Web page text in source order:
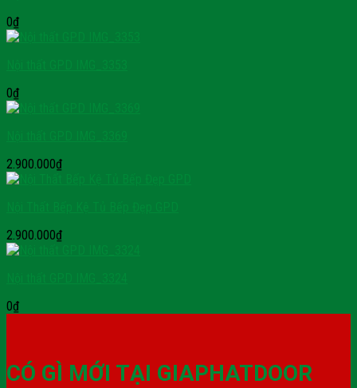
0₫
0₫
2.900.000₫
2.900.000₫
0₫
CÓ GÌ MỚI TẠI GIAPHATDOOR